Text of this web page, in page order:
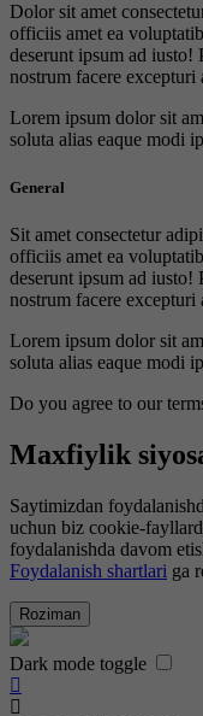
Dolor sit amet
officiis amet ea
deserunt ipsum ad iusto!
nostrum facere excepturi
Lorem ipsum dolor sit
soluta alias eaque modi
General
Sit amet consectetur
officiis amet ea
deserunt ipsum ad iusto!
nostrum facere excepturi
Lorem ipsum dolor sit
soluta alias eaque modi
Do you agree to our
Maxfiylik
Saytimizdan
uchun biz cookie-
foydalanishda davom
Foydalanish shartlari ga
Roziman
Dark mode toggle